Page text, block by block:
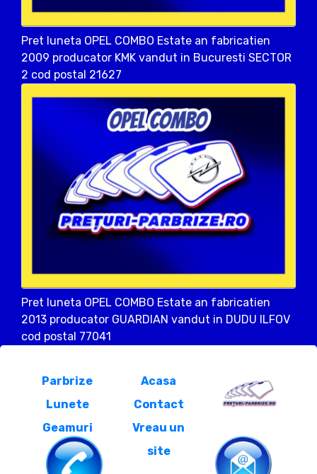
Pret luneta OPEL COMBO Estate an fabricatien
2009 producator KMK vandut in Bucuresti SECTOR
2 cod postal 21627
Pret luneta OPEL COMBO Estate an fabricatien
2013 producator GUARDIAN vandut in DUDU ILFOV
cod postal 77041
Parbrize
Lunete
Geamuri
Acasa
Contact
Vreau un
site